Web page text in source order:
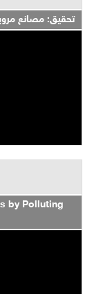
تحقيق: مصانع
by Polluting